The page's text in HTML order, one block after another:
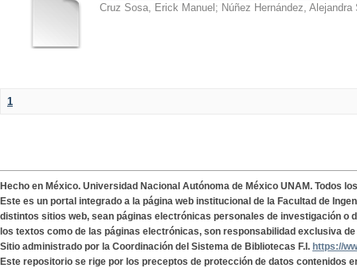
Cruz Sosa, Erick Manuel ; Núñez Hernández, Alejandra
1
Hecho en México. Universidad Nacional Autónoma de México UNAM. Todos
Este es un portal integrado a la página web institucional de la Facultad de
distintos sitios web, sean páginas electrónicas personales de investigación o
los textos como de las páginas electrónicas, son responsabilidad exclusiva
Sitio administrado por la Coordinación del Sistema de Bibliotecas F.I. https://
Este repositorio se rige por los preceptos de protección de datos contenidos